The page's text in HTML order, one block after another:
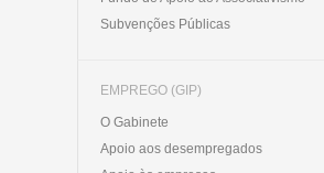
Subvenções Públicas
EMPREGO (GIP)
O Gabinete
Apoio aos desempregados